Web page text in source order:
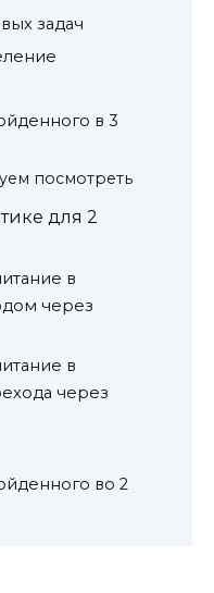
задач
в 3
посмотреть
для 2
в
через
в
через
во 2